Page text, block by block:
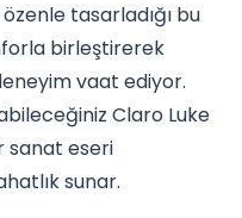
tasarladığı bu
birleştirerek
vaat ediyor.
Claro Luke
sanat eseri
sunar.